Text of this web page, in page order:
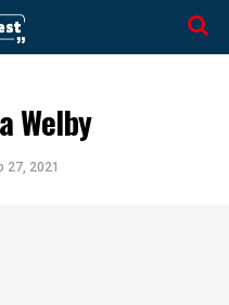
Welby
27, 2021